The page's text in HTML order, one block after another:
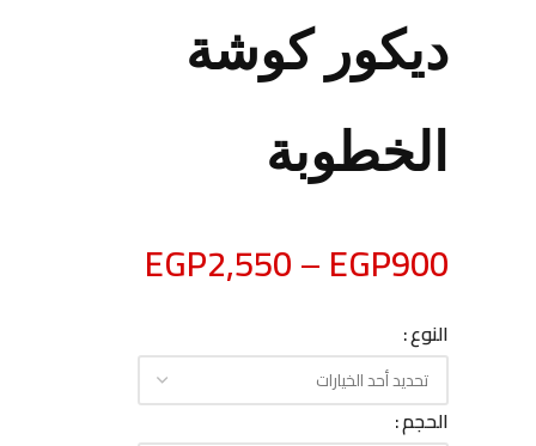
ديكور كوشة
الخطوبة
EGP900
–
EGP2,550
النوع
الحجم